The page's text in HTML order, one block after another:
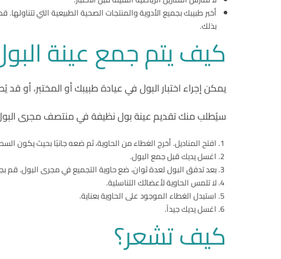
أخبر طبيبك بجميع الأدوية والمنتجات الصحية الطبيعية التي
بذلك.
كيف يتم جمع عينة
يمكن إجراء اختبار البول في عيادة طبيبك أو المختبر، أو
سيُطلب منك تقديم عينة بول نظيفة في منتصف مجرى
افتح المناديل. أخرج الغطاء من الحاوية، ثم ضعه جانبًا بحيث يكون
اغسل يديك قبل جمع البول.
بعد تدفق البول لعدة ثوان، ضع حاوية التجميع في مجرى البول. قم بجمع حوالي 60
لا تلمس الحاوية لأعضائك التناسلية.
استبدل الغطاء الموجود على الحاوية بعناية.
اغسل يديك جيداً.
كيف تشعر؟